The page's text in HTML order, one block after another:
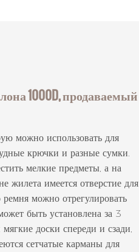
1000D, продаваемый
можно использовать для
крючки и разные сумки.
мелкие предметы, а на
жилета имеется отверстие для
можно отрегулировать
быть установлена ​​за 3
доски спереди и сзади,
сетчатые карманы для